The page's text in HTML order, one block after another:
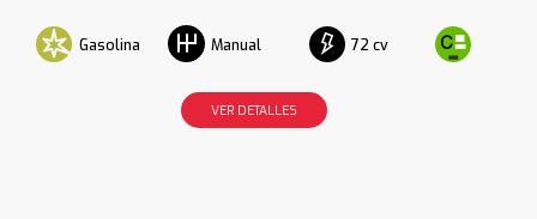
Gasolina Manual 72 cv
VER DETALLES